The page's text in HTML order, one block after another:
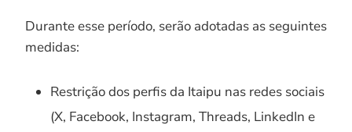
Durante esse período, serão adotadas as seguintes
medidas:
Restrição dos perfis da Itaipu nas redes sociais
(X, Facebook, Instagram, Threads, LinkedIn e